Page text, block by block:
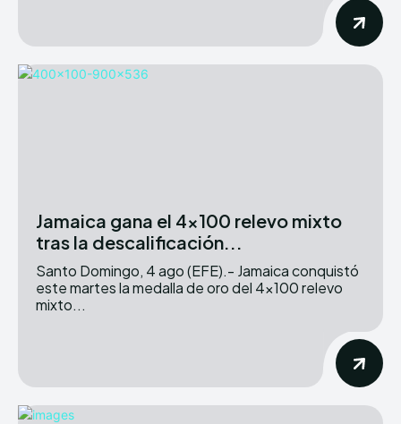
Jamaica gana el 4×100 relevo mixto
tras la descalificación...
Santo Domingo, 4 ago (EFE).- Jamaica conquistó
este martes la medalla de oro del 4×100 relevo
mixto...